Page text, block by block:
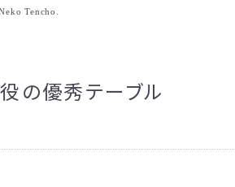
Tencho.
の優秀テーブル